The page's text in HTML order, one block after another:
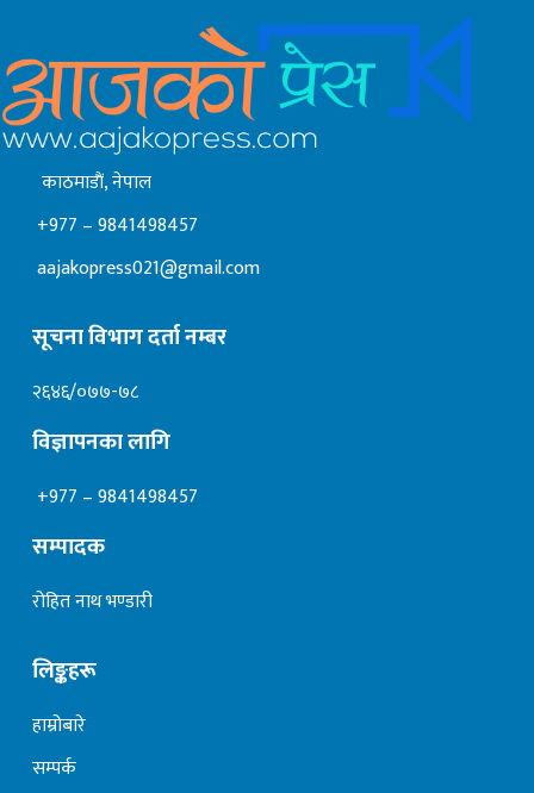
काठमाडाैं, नेपाल
+977 – 9841498457
aajakopress021@gmail.com
सूचना विभाग दर्ता नम्बर
२६४६/०७७-७८
विज्ञापनका लागि
+977 – 9841498457
सम्पादक
रोहित नाथ भण्डारी
लिङ्कहरू
हाम्रोबारे
सम्पर्क